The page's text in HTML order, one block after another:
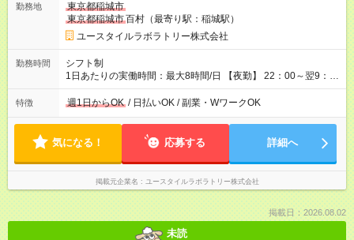
月 ※ 雇用形態と給与に、本採用時と異なる部分があります。 雇
用形態：本採用時と同じです。 給与：時給 1,660円以上
勤務地
東京都稲城市
東京都稲城市百村（最寄り駅：稲城駅）
ユースタイルラボラトリー株式会社
勤務時間
シフト制
1日あたりの実働時間：最大8時間/日 【夜勤】 22：00～翌9：
00 ※週1日～OK ／ 夜勤専従 ＊＊ 勤務時間例 ＊＊ ■22時か
ら翌7時 ■23時から翌8時 ■24時から翌9時 など ※上記の時間
ます。 ※曜日固定（毎週同じ曜日での勤務となります）
特徴 週1日からOK / 日払いOK / 副業・WワークOK
気になる！ 応募する 詳細へ
掲載元企業名 ユースタイルラボラトリー株式会社
掲載日：2026.08.02
未読